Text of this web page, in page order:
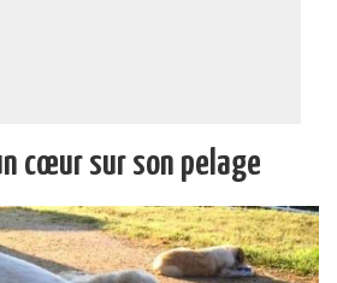
cœur sur son pelage